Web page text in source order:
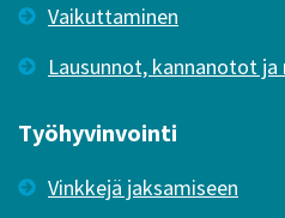
Vaikuttaminen
Lausunnot, kannanotot
Työhyvinvointi
Vinkkejä jaksamiseen